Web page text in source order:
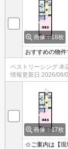
画像：18枚
おすすめの物
ベストリーシング 本
情報更新日 2026/08/
画像：17枚
☆ご案内は【現